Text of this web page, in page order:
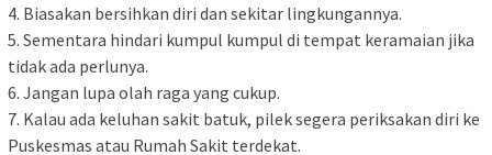
4. Biasakan bersihkan diri dan sekitar lingkungannya.
5. Sementara hindari kumpul kumpul di tempat keramaian jika
tidak ada perlunya.
6. Jangan lupa olah raga yang cukup.
7. Kalau ada keluhan sakit batuk, pilek segera periksakan diri ke
Puskesmas atau Rumah Sakit terdekat.